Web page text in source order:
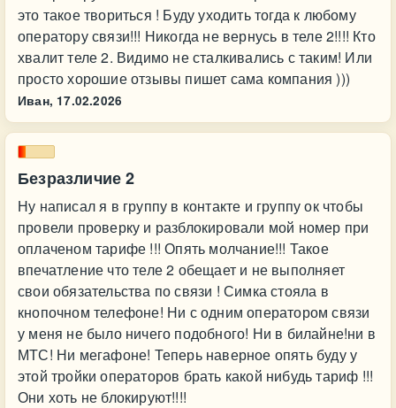
это такое твориться ! Буду уходить тогда к любому
оператору связи!!! Никогда не вернусь в теле 2!!!! Кто
хвалит теле 2. Видимо не сталкивались с таким! Или
просто хорошие отзывы пишет сама компания )))
Иван, 17.02.2026
Безразличие 2
Ну написал я в группу в контакте и группу ок чтобы
провели проверку и разблокировали мой номер при
оплаченом тарифе !!! Опять молчание!!! Такое
впечатление что теле 2 обещает и не выполняет
свои обязательства по связи ! Симка стояла в
кнопочном телефоне! Ни с одним оператором связи
у меня не было ничего подобного! Ни в билайне!ни в
МТС! Ни мегафоне! Теперь наверное опять буду у
этой тройки операторов брать какой нибудь тариф !!!
Они хоть не блокируют!!!!